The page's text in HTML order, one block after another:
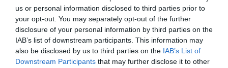
us or personal information disclosed to third parties prior to
your opt-out. You may separately opt-out of the further
disclosure of your personal information by third parties on the
IAB’s list of downstream participants. This information may
also be disclosed by us to third parties on the IAB’s List of
Downstream Participants that may further disclose it to other